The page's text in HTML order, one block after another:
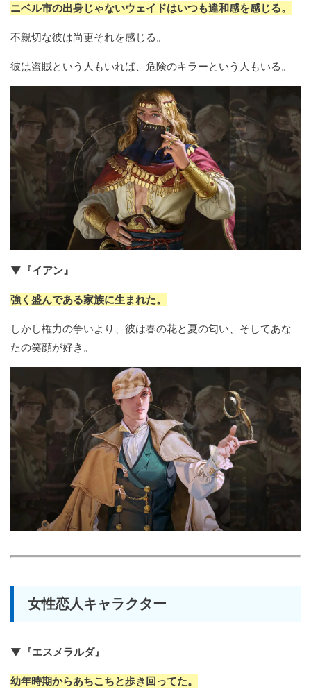
ニベル市の出身じゃないウェイドはいつも違和感を感じる。
不親切な彼は尚更それを感じる。
彼は盗賊という人もいれば、危険のキラーという人もいる。
▼『イアン』
強く盛んである家族に生まれた。
しかし権力の争いより、彼は春の花と夏の匂い、そしてあな
たの笑顔が好き。
女性恋人キャラクター
▼『エスメラルダ』
幼年時期からあちこちと歩き回ってた。